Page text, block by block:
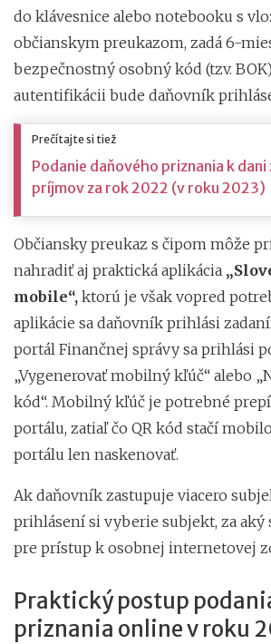
do klávesnice alebo notebooku s
občianskym preukazom, zadá 6-
bezpečnostný osobný kód (tzv.
autentifikácii bude daňovník
Prečítajte si tiež
Podanie daňového priznania k dani
príjmov za rok 2022 (v roku 2023)
Občiansky preukaz s čipom môže
nahradiť aj praktická aplikácia
mobile“, ktorú je však vopred
aplikácie sa daňovník prihlási
portál Finančnej správy sa prihlási
„Vygenerovať mobilný kľúč“ alebo
kód“. Mobilný kľúč je potrebné
portálu, zatiaľ čo QR kód stačí
portálu len naskenovať.
Ak daňovník zastupuje viacero
prihlásení si vyberie subjekt, za aký
pre prístup k osobnej internetovej
Praktický postup
priznania online v roku